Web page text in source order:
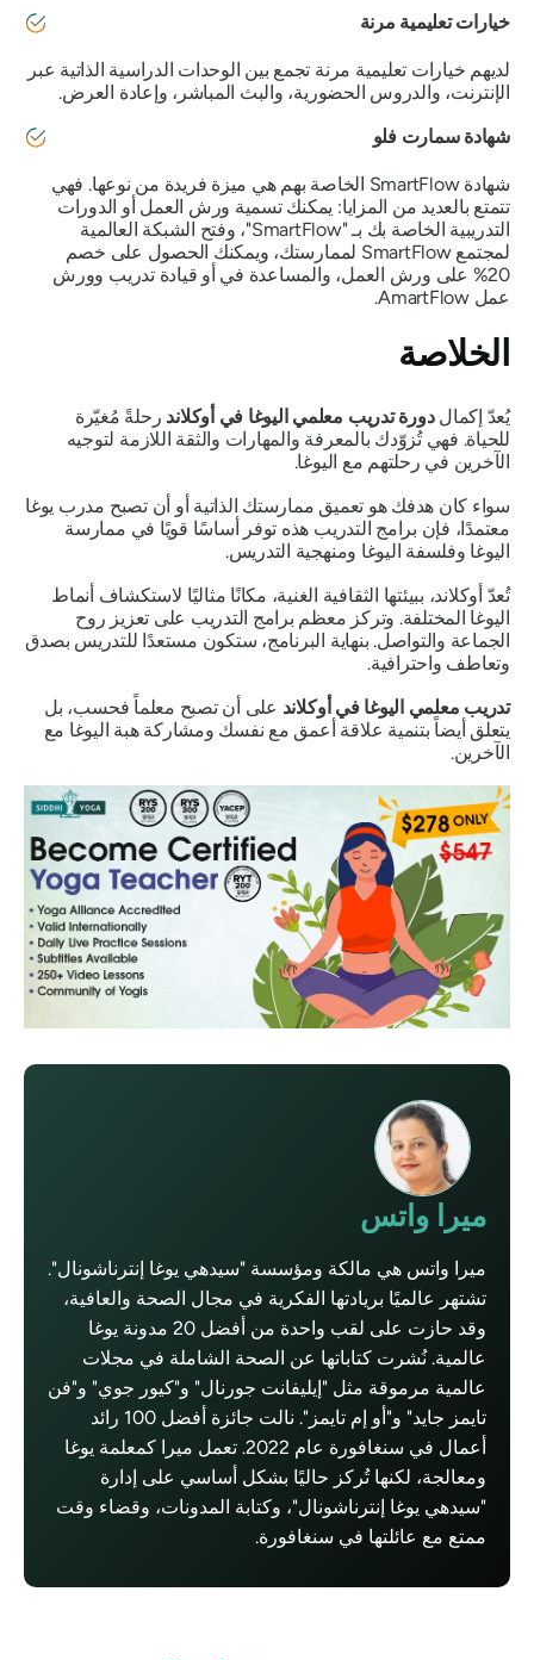
خيارات تعليمية مرنة
لديهم خيارات تعليمية مرنة تجمع بين الوحدات الدراسية الذاتية عبر
الإنترنت، والدروس الحضورية، والبث المباشر، وإعادة العرض.
شهادة سمارت فلو
شهادة SmartFlow الخاصة بهم هي ميزة فريدة من نوعها. فهي
تتمتع بالعديد من المزايا: يمكنك تسمية ورش العمل أو الدورات
التدريبية الخاصة بك بـ "SmartFlow"، وفتح الشبكة العالمية
لمجتمع SmartFlow لممارستك، ويمكنك الحصول على خصم
20% على ورش العمل، والمساعدة في أو قيادة تدريب وورش
عمل AmartFlow.
الخلاصة
يُعدّ إكمال دورة تدريب معلمي اليوغا في أوكلاندرحلةً مُغيّرة
للحياة. فهي تُزوّدك بالمعرفة والمهارات والثقة اللازمة لتوجيه
الآخرين في رحلتهم مع اليوغا.
سواء كان هدفك هو تعميق ممارستك الذاتية أو أن تصبح مدرب يوغا
معتمدًا، فإن برامج التدريب هذه توفر أساسًا قويًا في ممارسة
اليوغا وفلسفة اليوغا ومنهجية التدريس.
تُعدّ أوكلاند، ببيئتها الثقافية الغنية، مكانًا مثاليًا لاستكشاف أنماط
اليوغا المختلفة. وتركز معظم برامج التدريب على تعزيز روح
الجماعة والتواصل. بنهاية البرنامج، ستكون مستعدًا للتدريس بصدق
وتعاطف واحترافية.
تدريب معلمي اليوغا في أوكلاندعلى أن تصبح معلماً فحسب، بل
يتعلق أيضاً بتنمية علاقة أعمق مع نفسك ومشاركة هبة اليوغا مع
الآخرين.
ميرا واتس
ميرا واتس هي مالكة ومؤسسة "سيدهي يوغا إنترناشونال".
تشتهر عالميًا بريادتها الفكرية في مجال الصحة والعافية،
وقد حازت على لقب واحدة من أفضل 20 مدونة يوغا
عالمية. نُشرت كتاباتها عن الصحة الشاملة في مجلات
عالمية مرموقة مثل "إيليفانت جورنال" و"كيور جوي" و"فن
تايمز جايد" و"أو إم تايمز". نالت جائزة أفضل 100 رائد
أعمال في سنغافورة عام 2022. تعمل ميرا كمعلمة يوغا
ومعالجة، لكنها تُركز حاليًا بشكل أساسي على إدارة
"سيدهي يوغا إنترناشونال"، وكتابة المدونات، وقضاء وقت
ممتع مع عائلتها في سنغافورة.